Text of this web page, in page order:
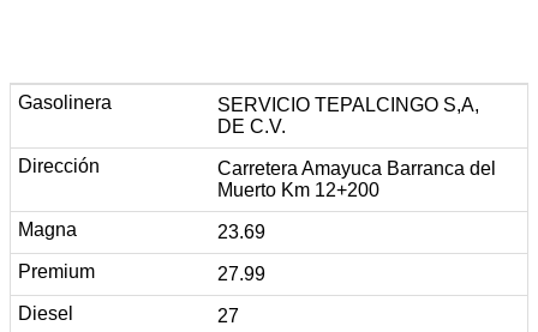
SERVICIO TEPALCINGO S,A,
DE C.V.
Carretera Amayuca Barranca del
Muerto Km 12+200
23.69
27.99
27